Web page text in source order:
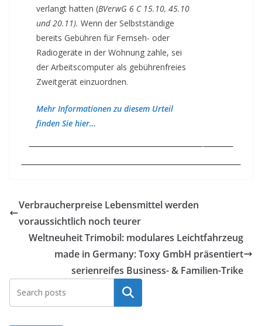
verlangt hatten (BVerwG 6 C 15.10, 45.10
und 20.11). Wenn der Selbstständige
bereits Gebühren für Fernseh- oder
Radiogeräte in der Wohnung zahle, sei
der Arbeitscomputer als gebührenfreies
Zweitgerät einzuordnen.
Mehr Informationen zu diesem Urteil
finden Sie hier…
Verbraucherpreise Lebensmittel werden
voraussichtlich noch teurer
Weltneuheit Trimobil: modulares Leichtfahrzeug
made in Germany: Toxy GmbH präsentiert
serienreifes Business- & Familien-Trike
Suchen